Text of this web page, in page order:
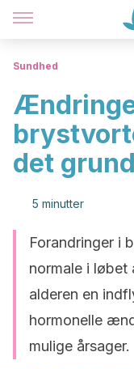
Sundhed
det
5 minutter
Forandringer i
normale i løbet
alderen en
hormonelle
mulige årsager.